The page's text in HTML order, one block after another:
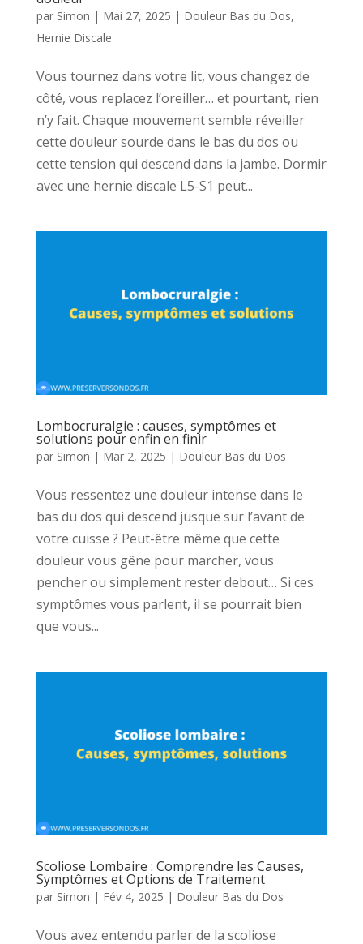
par Simon | Mai 27, 2025 | Douleur Bas du Dos,
Hernie Discale
Vous tournez dans votre lit, vous changez de
côté, vous replacez l’oreiller… et pourtant, rien
n’y fait. Chaque mouvement semble réveiller
cette douleur sourde dans le bas du dos ou
cette tension qui descend dans la jambe. Dormir
avec une hernie discale L5-S1 peut...
Lombocruralgie : causes, symptômes et
solutions pour enfin en finir
par Simon | Mar 2, 2025 | Douleur Bas du Dos
Vous ressentez une douleur intense dans le
bas du dos qui descend jusque sur l’avant de
votre cuisse ? Peut-être même que cette
douleur vous gêne pour marcher, vous
pencher ou simplement rester debout… Si ces
symptômes vous parlent, il se pourrait bien
que vous...
Scoliose Lombaire : Comprendre les Causes,
Symptômes et Options de Traitement
par Simon | Fév 4, 2025 | Douleur Bas du Dos
Vous avez entendu parler de la scoliose